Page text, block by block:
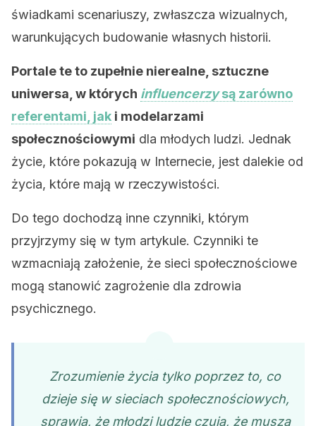
świadkami scenariuszy, zwłaszcza wizualnych,
warunkujących budowanie własnych historii.
Portale te to zupełnie nierealne, sztuczne
uniwersa, w których influencerzysą zarówno
referentami, jak i modelarzami
społecznościowymi dla młodych ludzi. Jednak
życie, które pokazują w Internecie, jest dalekie od
życia, które mają w rzeczywistości.
Do tego dochodzą inne czynniki, którym
przyjrzymy się w tym artykule. Czynniki te
wzmacniają założenie, że sieci społecznościowe
mogą stanowić zagrożenie dla zdrowia
psychicznego.
Zrozumienie życia tylko poprzez to, co
dzieje się w sieciach społecznościowych,
sprawia, że młodzi ludzie czują, że muszą